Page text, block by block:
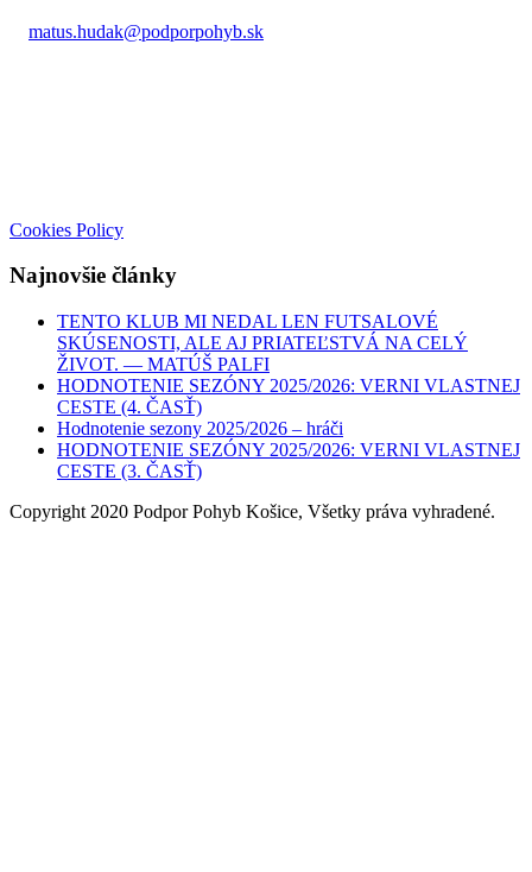
matus.hudak@podporpohyb.sk
Cookies Policy
Najnovšie články
TENTO KLUB MI NEDAL LEN FUTSALOVÉ
SKÚSENOSTI, ALE AJ PRIATEĽSTVÁ NA CELÝ
ŽIVOT. — MATÚŠ PALFI
HODNOTENIE SEZÓNY 2025/2026: VERNI VLASTNEJ
CESTE (4. ČASŤ)
Hodnotenie sezony 2025/2026 – hráči
HODNOTENIE SEZÓNY 2025/2026: VERNI VLASTNEJ
CESTE (3. ČASŤ)
Copyright 2020 Podpor Pohyb Košice, Všetky práva vyhradené.